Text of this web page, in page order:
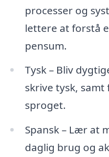
processer og
lettere at forstå
pensum.
Tysk – Bliv
skrive tysk,
sproget.
Spansk – Lær at
daglig brug og